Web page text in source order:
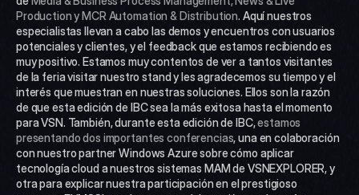
Production y MCR Automation & Distribution. Aquí nuestros
especialistas llevan a cabo las demos y encuentros con usuarios
potenciales y clientes, y el feedback que estamos recibiendo es
muy positivo. Estamos muy contentos de ver a tantos visitantes
de la feria visitar nuestro stand y les agradecemos su tiempo y el
interés que muestran en nuestras soluciones. Ellos son la razón
de que esta edición de IBC sea la más exitosa hasta el momento
para VSN. También, durante esta edición de IBC, estamos
presentando dos importantes conferencias, una en colaboración
con nuestro partner Windows Azure sobre cómo aplicar
tecnología cloud a nuestros sistemas MAM de VSNEXPLORER, y
otra para explicar nuestra participación en el prestigioso